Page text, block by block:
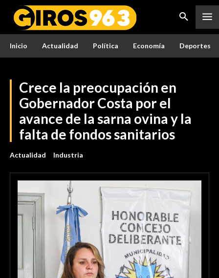
Inicio Actualidad Política Economía Deportes
Crece la preocupación en
Gobernador Costa por el
avance de la sarna ovina y la
falta de fondos sanitarios
Actualidad Industria